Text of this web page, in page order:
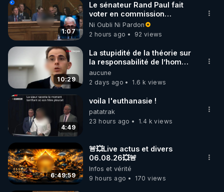
1:07
Le sénateur Rand Paul fait
voter en commission
l'outrage au Congrès contre
Anthony Fauci
Ni Oubli Ni Pardon
2 hours ago
92 views
10:29
La stupidité de la théorie sur
la responsabilité de l’homme
concernant le dioxyde de
carbone.
aucune
2 days ago
1.6 k views
4:49
voila l'euthanasie !
patatrak
23 hours ago
1.4 k views
6:49:59
🚨💥Live actus et divers
06.08.26💥🚨
Infos et vérité
9 hours ago
170 views